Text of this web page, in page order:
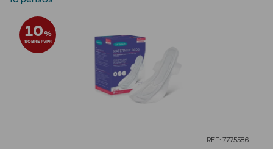
Beauty Season
Cosmética
10%
SOBRE PVPR
REF: 7775586